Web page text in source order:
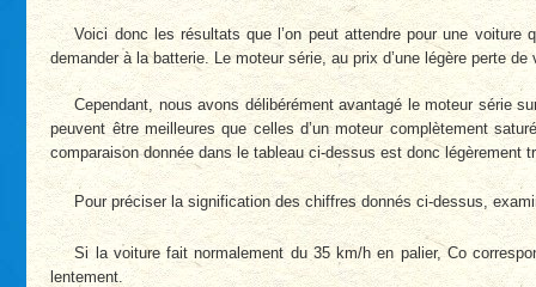
Voici donc les résultats que l’on peut attendre pour une
demander à la batterie. Le moteur série, au prix d’une légère perte
Cependant, nous avons délibérément avantagé le moteur série
peuvent être meilleures que celles d’un moteur complètement
comparaison donnée dans le tableau ci-dessus est donc légèrement
Pour préciser la signification des chiffres donnés ci-dessus,
Si la voiture fait normalement du 35 km/h en palier, Co
lentement.